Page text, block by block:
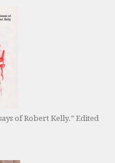
of Robert Kelly.” Edited